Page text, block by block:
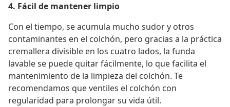
4. Fácil de mantener limpio
Con el tiempo, se acumula mucho sudor y otros
contaminantes en el colchón, pero gracias a la práctica
cremallera divisible en los cuatro lados, la funda
lavable se puede quitar fácilmente, lo que facilita el
mantenimiento de la limpieza del colchón. Te
recomendamos que ventiles el colchón con
regularidad para prolongar su vida útil.